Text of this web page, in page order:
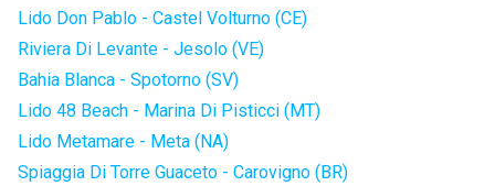
Lido Don Pablo - Castel Volturno (CE)
Riviera Di Levante - Jesolo (VE)
Bahia Blanca - Spotorno (SV)
Lido 48 Beach - Marina Di Pisticci (MT)
Lido Metamare - Meta (NA)
Spiaggia Di Torre Guaceto - Carovigno (BR)